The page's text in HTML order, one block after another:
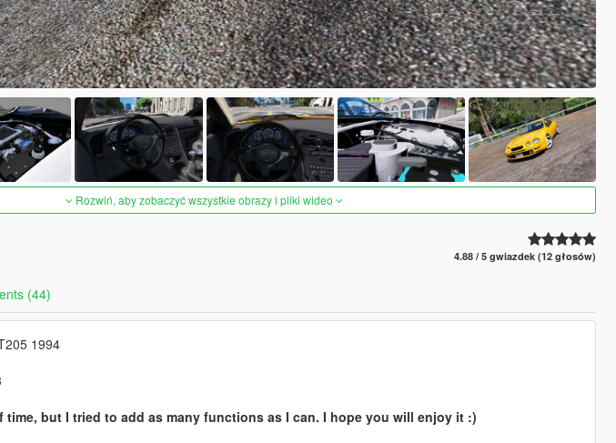
Rozwiń, aby zobaczyć wszystkie obrazy i pliki wideo
4.88 / 5 gwiazdek (12 głosów)
(44)
1994
time, but I tried to add as many functions as I can. I hope you will enjoy it :)